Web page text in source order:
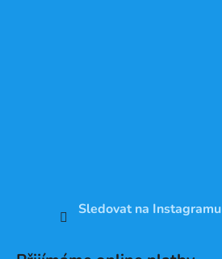
Sledovat na Instagramu